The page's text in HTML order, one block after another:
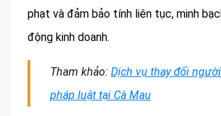
phạt và đảm bảo tính liên tục, minh
động kinh doanh.
Tham khảo: Dịch vụ thay đổi
pháp luật tại Cà Mau